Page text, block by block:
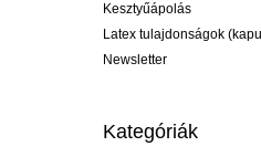
Kesztyűápolás
Latex tulajdonságok
Newsletter
Kategóriák